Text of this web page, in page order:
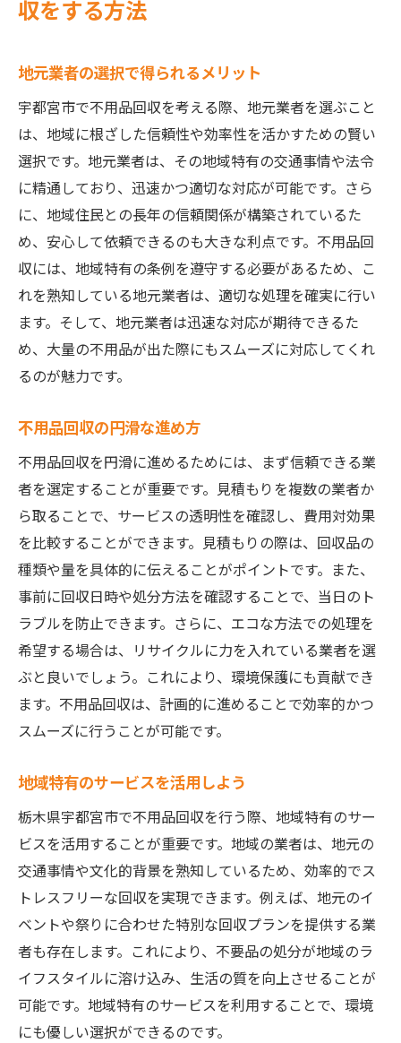
収をする方法
地元業者の選択で得られるメリット
宇都宮市で不用品回収を考える際、地元業者を選ぶこと
は、地域に根ざした信頼性や効率性を活かすための賢い
選択です。地元業者は、その地域特有の交通事情や法令
に精通しており、迅速かつ適切な対応が可能です。さら
に、地域住民との長年の信頼関係が構築されているた
め、安心して依頼できるのも大きな利点です。不用品回
収には、地域特有の条例を遵守する必要があるため、こ
れを熟知している地元業者は、適切な処理を確実に行い
ます。そして、地元業者は迅速な対応が期待できるた
め、大量の不用品が出た際にもスムーズに対応してくれ
るのが魅力です。
不用品回収の円滑な進め方
不用品回収を円滑に進めるためには、まず信頼できる業
者を選定することが重要です。見積もりを複数の業者か
ら取ることで、サービスの透明性を確認し、費用対効果
を比較することができます。見積もりの際は、回収品の
種類や量を具体的に伝えることがポイントです。また、
事前に回収日時や処分方法を確認することで、当日のト
ラブルを防止できます。さらに、エコな方法での処理を
希望する場合は、リサイクルに力を入れている業者を選
ぶと良いでしょう。これにより、環境保護にも貢献でき
ます。不用品回収は、計画的に進めることで効率的かつ
スムーズに行うことが可能です。
地域特有のサービスを活用しよう
栃木県宇都宮市で不用品回収を行う際、地域特有のサー
ビスを活用することが重要です。地域の業者は、地元の
交通事情や文化的背景を熟知しているため、効率的でス
トレスフリーな回収を実現できます。例えば、地元のイ
ベントや祭りに合わせた特別な回収プランを提供する業
者も存在します。これにより、不要品の処分が地域のラ
イフスタイルに溶け込み、生活の質を向上させることが
可能です。地域特有のサービスを利用することで、環境
にも優しい選択ができるのです。